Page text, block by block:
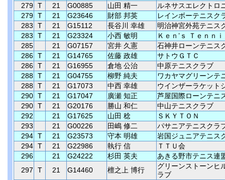
279 T 21 G00885 山田 精一
ルネサスエレクトロ
279 T 21 G23646 財部 邦英
レインボーテニスク
283
T 21 G15112 長谷川 幸雄
明治神宮外苑テニス
283
T 21 G23324 小西 敏明
Ｋｅｎ’ｓ Ｔｅｎｎ
285
21 G07157 宮井 久憲
石神井ローンテニス
286 T 21 G14765 佐藤 政雄
サトウＧＴＣ
286 T 21 G16955 倉地 公治
中原テニスクラブ
288 T 21 G04755 柳野 純夫
ワカヤマグリーンテ
288 T 21 G17073 中西 幸雄
ウインザーラケット
290 T 21 G17047 廣瀬 知正
芦屋国際ローンテニ
290 T 21 G20176 勝山 和仁
中山テニスクラブ
292
21 G17625 山田 稔
ＳＫＹＴＯＮ
293
21 G00226 田嶋 修二
パサニアテニスクラ
294 T 21 G23573 守本 明雄
岩国ジュニアテニス
294 T 21 G22986 執行 信
ＴＴＵ会
296
21 G24222 杉田 英夫
あきる野市テニス連
297
T 21 G14460 檀之上 博行
グリーンストーンヒ
ラブ